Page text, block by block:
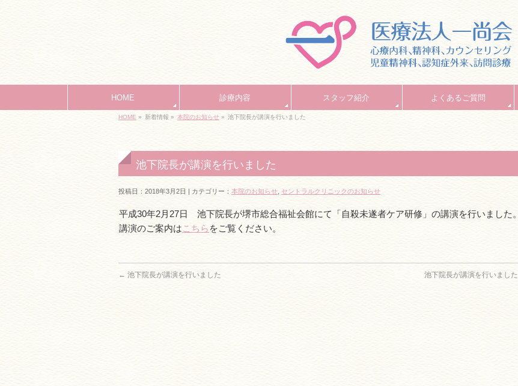
HOME 診療内容 スタッフ紹介 よくあるご質問
HOME » 新着情報 » 本院のお知らせ » 池下院長が講演を行いました
池下院長が講演を行いました
投稿日：2018年3月2日 | カテゴリー： 本院のお知らせ セントラルクリニックのお知らせ
平成30年2月27日 池下院長が堺市総合福祉会館にて「自殺未遂者ケア研修」の講演を行いました。
講演のご案内はこちらをご覧ください。
← 池下院長が講演を行いました 池下院長が講演を行いました